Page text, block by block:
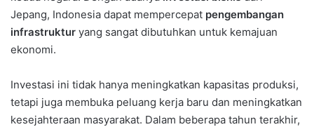
Jepang, Indonesia dapat mempercepat pengembangan
infrastruktur yang sangat dibutuhkan untuk kemajuan
ekonomi.
Investasi ini tidak hanya meningkatkan kapasitas produksi,
tetapi juga membuka peluang kerja baru dan meningkatkan
kesejahteraan masyarakat. Dalam beberapa tahun terakhir,